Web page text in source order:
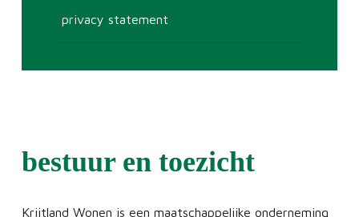
privacy statement
bestuur en toezicht
Krijtland Wonen is een maatschappelijke onderneming